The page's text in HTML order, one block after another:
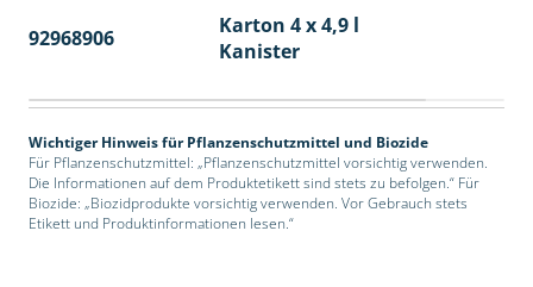
92968906
Karton 4 x 4,9 l
Kanister
Wichtiger Hinweis für Pflanzenschutzmittel und Biozide
Für Pflanzenschutzmittel: „Pflanzenschutzmittel vorsichtig verwenden.
Die Informationen auf dem Produktetikett sind stets zu befolgen.“ Für
Biozide: „Biozidprodukte vorsichtig verwenden. Vor Gebrauch stets
Etikett und Produktinformationen lesen.“